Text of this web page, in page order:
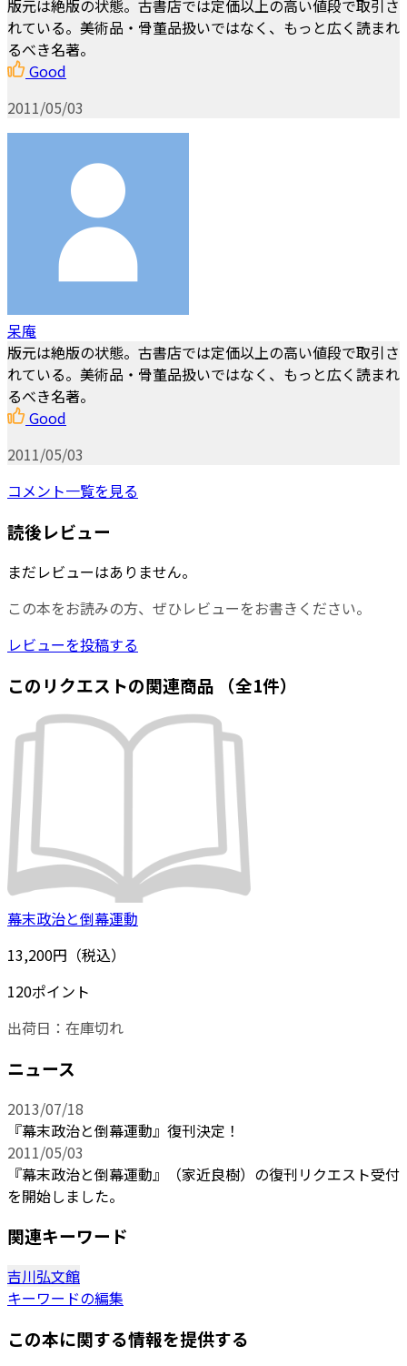
版元は絶版の状態。古書店では定価以上の高い値段で取引さ
れている。美術品・骨董品扱いではなく、もっと広く読まれ
るべき名著。
Good
2011/05/03
呆庵
版元は絶版の状態。古書店では定価以上の高い値段で取引さ
れている。美術品・骨董品扱いではなく、もっと広く読まれ
るべき名著。
Good
2011/05/03
コメント一覧を見る
読後レビュー
まだレビューはありません。
この本をお読みの方、ぜひレビューをお書きください。
レビューを投稿する
このリクエストの関連商品 （全1件）
幕末政治と倒幕運動
13,200円（税込）
120ポイント
出荷日： 在庫切れ
ニュース
2013/07/18
『幕末政治と倒幕運動』復刊決定！
2011/05/03
『幕末政治と倒幕運動』（家近良樹）の復刊リクエスト受付
を開始しました。
関連キーワード
吉川弘文館
キーワードの編集
この本に関する情報を提供する